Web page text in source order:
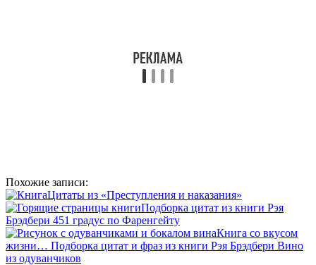
Похожие записи:
Цитаты из «Преступления и наказания»
Подборка цитат из книги Рэя
Брэдбери 451 градус по Фаренгейту
Книга со вкусом
жизни… Подборка цитат и фраз из книги Рэя Брэдбери Вино
из одуванчиков